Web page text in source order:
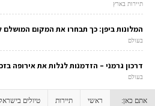
תיירות בארץ
המלונות ביפן: כך תבחרו את המקום המושלם
בעולם
דרכון גרמני – הזדמנות לגלות את אירופה
בעולם
אתם כאן: ראשי תיירות טיולים